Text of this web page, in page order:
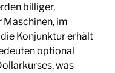
billiger,
im
Konjunktur erhält
optional
was